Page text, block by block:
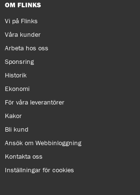
OM FLINKS
Vi på Flinks
Våra kunder
Arbeta hos oss
Sponsring
Historik
Ekonomi
För våra leverantörer
Kakor
Bli kund
Ansök om Webbinloggning
Kontakta oss
Inställningar för cookies